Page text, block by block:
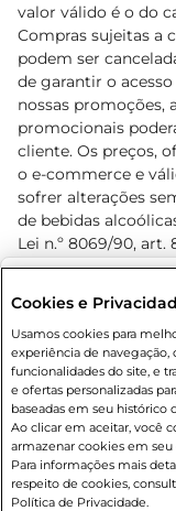
Rio de Janeiro
Caso queira
suas compras:
Entrega em casa
valor válido é o do
Compras sujeitas a
podem ser
de garantir o
nossas promoções,
promocionais
cliente. Os preços,
o e-commerce e
sofrer alterações
de bebidas
Lei n.º 8069/90, art.
Adolescente).
prévio. O valor
80,00.
© 2026
Cookies e
Usamos cookies para
experiência de navegação,
funcionalidades do site, e
e ofertas personalizadas
baseadas em seu histórico
Ao clicar em aceitar, você
armazenar cookies em seu
Para informações mais
respeito de cookies,
Política de Privacidade.